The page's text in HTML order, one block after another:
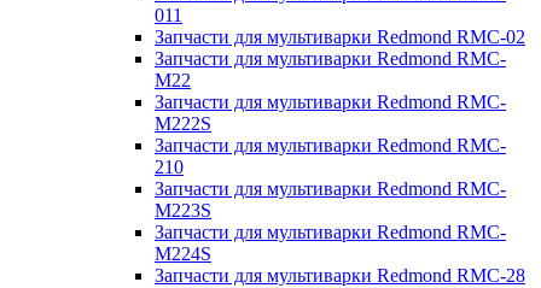
011
Запчасти для мультиварки Redmond RMC-02
Запчасти для мультиварки Redmond RMC-
M22
Запчасти для мультиварки Redmond RMC-
M222S
Запчасти для мультиварки Redmond RMC-
210
Запчасти для мультиварки Redmond RMC-
M223S
Запчасти для мультиварки Redmond RMC-
M224S
Запчасти для мультиварки Redmond RMC-28